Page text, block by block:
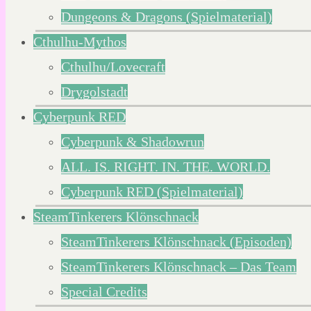
Dungeons & Dragons (Spielmaterial)
Cthulhu-Mythos
Cthulhu/Lovecraft
Drygolstadt
Cyberpunk RED
Cyberpunk & Shadowrun
ALL. IS. RIGHT. IN. THE. WORLD.
Cyberpunk RED (Spielmaterial)
SteamTinkerers Klönschnack
SteamTinkerers Klönschnack (Episoden)
SteamTinkerers Klönschnack – Das Team
Special Credits